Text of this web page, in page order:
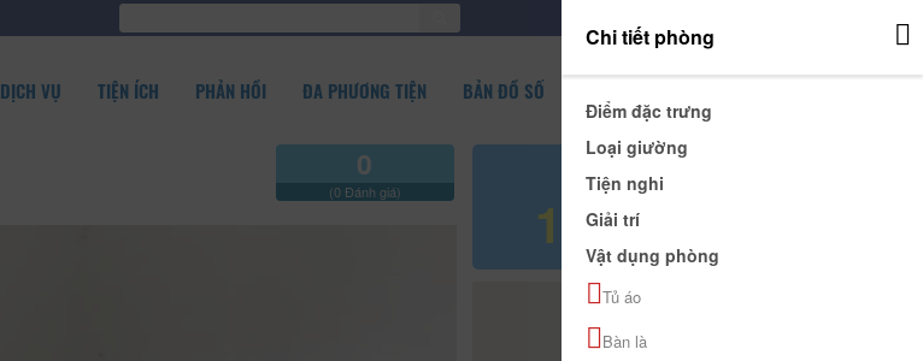
DỊCH VỤ TIỆN ÍCH PHẢN HỒI ĐA PHƯƠNG TIỆN BẢN ĐỒ SỐ
0
(0 Đánh giá) 120.000 đ
Chi tiết phòng
Điểm đặc trưng
Loại giường
Tiện nghi
Giải trí
Vật dụng phòng
Tủ áo
Bàn là